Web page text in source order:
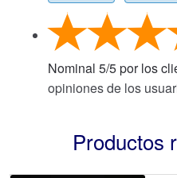
Nominal 5/5por los
opiniones de los
Productos